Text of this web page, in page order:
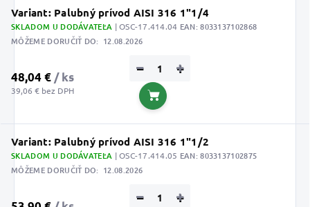
Variant: Palubný prívod AISI 316 1"1/4
SKLADOM U DODÁVATEĽA | OSC-17.414.04 EAN:8033137102868
MÔŽEME DORUČIŤ DO: 12.08.2026
48,04 € / ks
39,06 € bez DPH
+
−
Do košíka
Variant: Palubný prívod AISI 316 1"1/2
SKLADOM U DODÁVATEĽA | OSC-17.414.05 EAN:8033137102875
MÔŽEME DORUČIŤ DO: 12.08.2026
+
−